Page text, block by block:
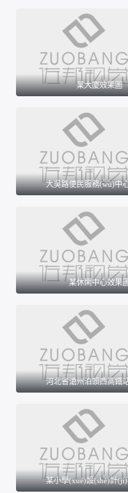
某大廈效果圖
某大廈效果圖
某休閑中心效果圖